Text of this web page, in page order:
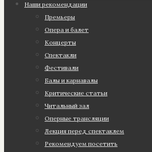
Наши рекомендации
Премьеры
Опера и балет
Концерты
Спектакли
Фестивали
Балы и карнавалы
Критические статьи
Читальный зал
Оперные трансляции
Лекция перед спектаклем
Рекомендуем посетить